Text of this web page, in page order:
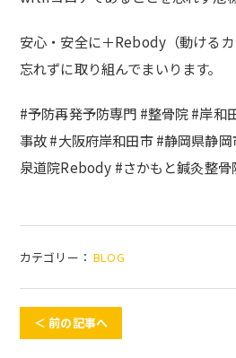
安心・安全に＋Rebody（動ける
忘れずに取り組んでまいります。
#予防再発予防専門 #整骨院 #岸和
事故 #大阪府岸和田市 #静岡県静
泉道院Rebody #さかもと鍼灸整
カテゴリー： BLOG
＜ 前の記事へ